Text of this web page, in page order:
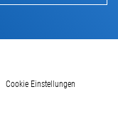
Cookie Einstellungen